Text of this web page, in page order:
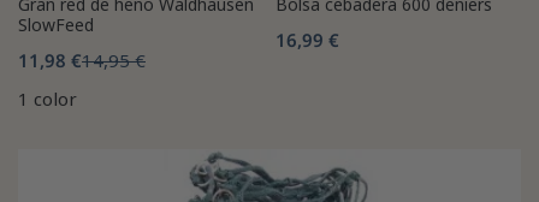
SlowFeed
11,98 €14,95 €
1 color
16,99 €